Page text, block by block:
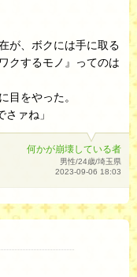
が、ボクには手に取る
クするモノ』ってのは
目をやった。
さァね」
何かが崩壊している者
男性/24歳/埼玉県
2023-09-06 18:03